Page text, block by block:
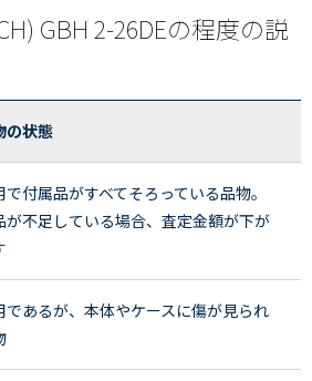
GBH 2-26DEの程度の説
の状態
で付属品がすべてそろっている品物。
が不足している場合、査定金額が下が
であるが、本体やケースに傷が見られ